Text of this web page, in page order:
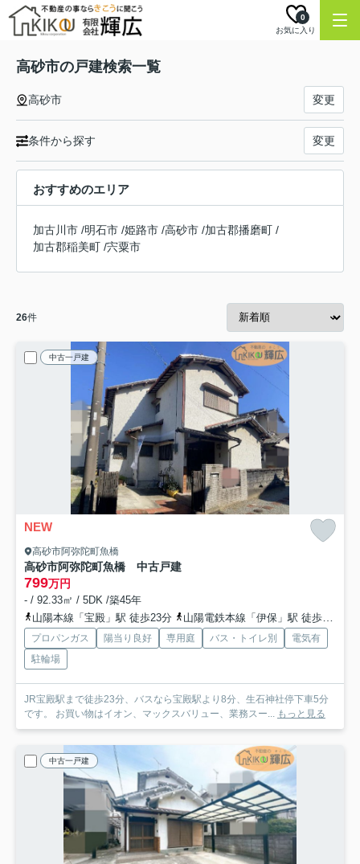
お気に入り
0
高砂市の戸建検索一覧
高砂市 変更
条件から探す 変更
おすすめのエリア
加古川市 /明石市 /姫路市 /高砂市 /加古郡播磨町 /
加古郡稲美町 /宍粟市
26件
中古一戸建
NEW
高砂市阿弥陀町魚橋
高砂市阿弥陀町魚橋 中古戸建
799万円
- / 92.33㎡ / 5DK /築45年
山陽本線「宝殿」駅 徒歩23分
山陽電鉄本線「伊保」駅 徒歩33分
プロパンガス 陽当り良好 専用庭 バス・トイレ別
電気有
駐輪場
JR宝殿駅まで徒歩23分、バスなら宝殿駅より8分、生石神社停下車5分
です。 お買い物はイオン、マックスバリュー、業務スー... もっと見る
中古一戸建